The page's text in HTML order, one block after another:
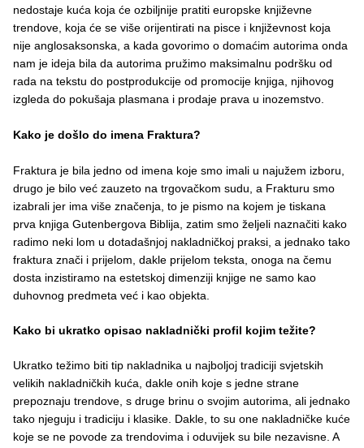
nedostaje kuća koja će ozbiljnije pratiti europske književne
trendove, koja će se više orijentirati na pisce i književnost koja
nije anglosaksonska, a kada govorimo o domaćim autorima onda
nam je ideja bila da autorima pružimo maksimalnu podršku od
rada na tekstu do postprodukcije od promocije knjiga, njihovog
izgleda do pokušaja plasmana i prodaje prava u inozemstvo.
Kako je došlo do imena Fraktura?
Fraktura je bila jedno od imena koje smo imali u najužem izboru,
drugo je bilo već zauzeto na trgovačkom sudu, a Frakturu smo
izabrali jer ima više značenja, to je pismo na kojem je tiskana
prva knjiga Gutenbergova Biblija, zatim smo željeli naznačiti kako
radimo neki lom u dotadašnjoj nakladničkoj praksi, a jednako tako
fraktura znači i prijelom, dakle prijelom teksta, onoga na čemu
dosta inzistiramo na estetskoj dimenziji knjige ne samo kao
duhovnog predmeta već i kao objekta.
Kako bi ukratko opisao nakladnički profil kojim težite?
Ukratko težimo biti tip nakladnika u najboljoj tradiciji svjetskih
velikih nakladničkih kuća, dakle onih koje s jedne strane
prepoznaju trendove, s druge brinu o svojim autorima, ali jednako
tako njeguju i tradiciju i klasike. Dakle, to su one nakladničke kuće
koje se ne povode za trendovima i oduvijek su bile nezavisne. A